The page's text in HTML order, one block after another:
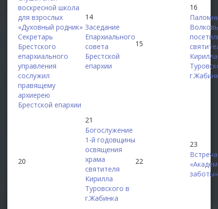
воскресной школа
для взрослых
«Духовный родник»
Секретарь
Брестского
епархиального
управления
сослужил
правящему
архиерею
Брестской епархии
14
Заседание
Епархиального
совета
Брестской
епархии
15
16
Кирилла
20
21
Богослужение
1-й годовщины
освящения
храма
святителя
Кирилла
Туровского в
г.Жабинка
22
23
заботы»